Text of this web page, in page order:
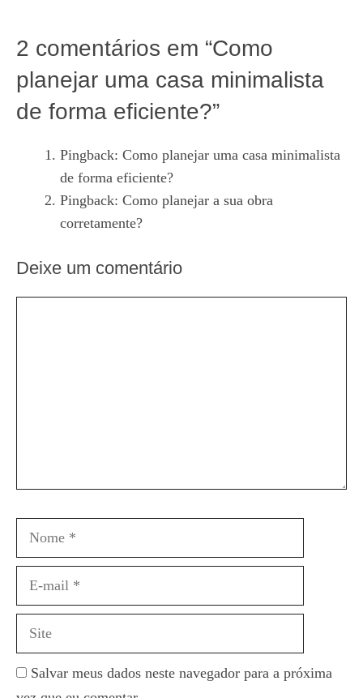
2 comentários em “Como
planejar uma casa minimalista
de forma eficiente?”
Pingback: Como planejar uma casa minimalista
de forma eficiente?
Pingback: Como planejar a sua obra
corretamente?
Deixe um comentário
Nome
Salvar meus dados neste navegador para a próxima